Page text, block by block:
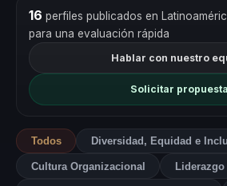
16 perfiles publicados en
para una evaluación rápida
Hablar con nuestro
Solicitar propuesta
Todos Diversidad, Equidad e
Cultura Organizacional Liderazgo